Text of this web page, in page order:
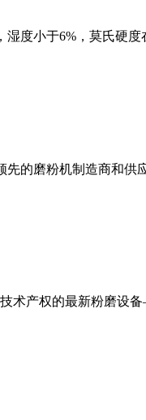
度小于6%，莫氏硬
的磨粉机制造商和
术产权的最新粉磨设